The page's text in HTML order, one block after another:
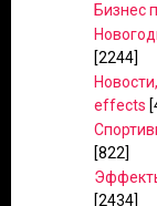
Бизнес
[2244]
effects
[822]
[2434]